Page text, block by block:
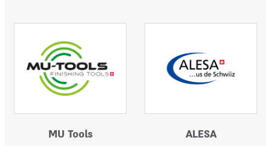
MU Tools ALESA